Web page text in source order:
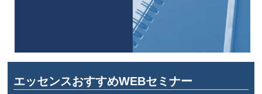
エッセンスおすすめWEBセミナー